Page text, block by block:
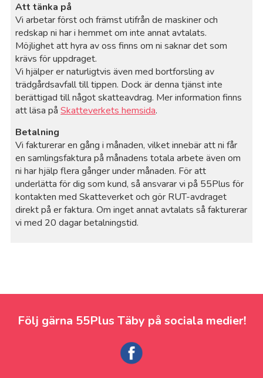
Att tänka på
Vi arbetar först och främst utifrån de maskiner och
redskap ni har i hemmet om inte annat avtalats.
Möjlighet att hyra av oss finns om ni saknar det som
krävs för uppdraget.
Vi hjälper er naturligtvis även med bortforsling av
trädgårdsavfall till tippen. Dock är denna tjänst inte
berättigad till något skatteavdrag. Mer information finns
att läsa påSkatteverkets hemsida.
Betalning
Vi fakturerar en gång i månaden, vilket innebär att ni får
en samlingsfaktura på månadens totala arbete även om
ni har hjälp flera gånger under månaden. För att
underlätta för dig som kund, så ansvarar vi på 55Plus för
kontakten med Skatteverket och gör RUT-avdraget
direkt på er faktura. Om inget annat avtalats så fakturerar
vi med 20 dagar betalningstid.
Följ gärna 55Plus Täby på sociala medier!